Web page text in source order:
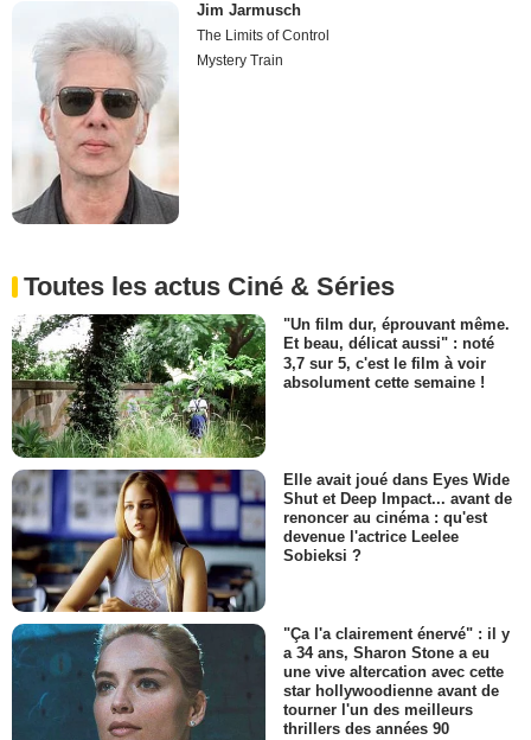
Jim Jarmusch
The Limits of Control
Mystery Train
Toutes les actus Ciné & Séries
"Un film dur, éprouvant même.
Et beau, délicat aussi" : noté
3,7 sur 5, c'est le film à voir
absolument cette semaine !
Elle avait joué dans Eyes Wide
Shut et Deep Impact... avant de
renoncer au cinéma : qu'est
devenue l'actrice Leelee
Sobieksi ?
"Ça l'a clairement énervé" : il y
a 34 ans, Sharon Stone a eu
une vive altercation avec cette
star hollywoodienne avant de
tourner l'un des meilleurs
thrillers des années 90